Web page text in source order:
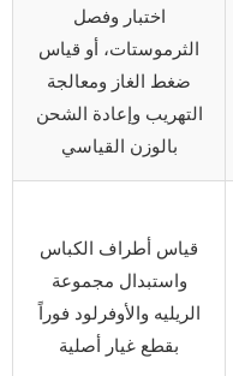
اختبار وفصل
الثرموستات، أو قياس
ضغط الغاز ومعالجة
التهريب وإعادة الشحن
بالوزن القياسي
قياس أطراف الكباس
واستبدال مجموعة
الريليه والأوفرلود فوراً
بقطع غيار أصلية